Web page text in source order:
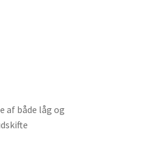
af både låg og